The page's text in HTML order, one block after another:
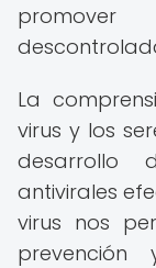
La
virus y los
desarrollo
antivirales
virus nos